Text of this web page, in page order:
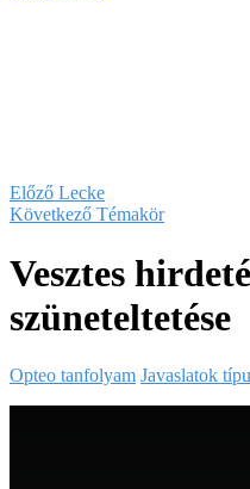
Előző Lecke
Következő Témakör
Vesztes
szüneteltetése
Opteo tanfolyam Javaslatok